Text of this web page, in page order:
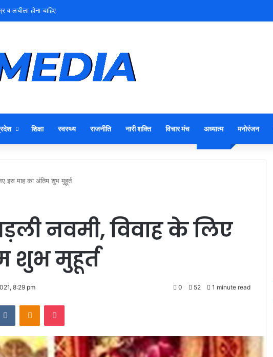
बूढ़ा नेतृत्व
शिक्षा स्वस्थ्य राजनीति नारी शक्ति विचार मंच अध्यात्म मनोरंजन
इस माह का अंतिम शुभ मुहूर्त
नवमी, विवाह के लिए
शुभ मुहूर्त
8:29 pm 0 52 1 minute read
VKontakteOdnoklassniki
Pocket